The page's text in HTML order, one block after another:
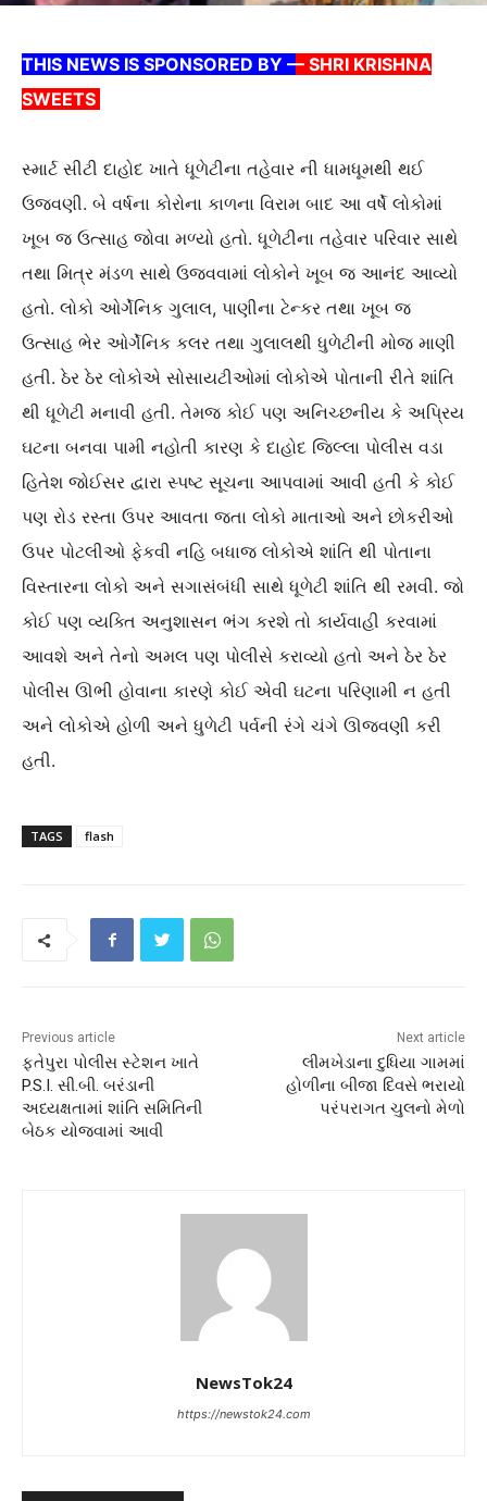
THIS NEWS IS SPONSORED BY –– SHRI KRISHNA
SWEETS
સ્માર્ટ સીટી દાહોદ ખાતે ધૂળેટીના તહેવાર ની ધામધૂમથી થઈ
ઉજવણી. બે વર્ષના કોરોના કાળના વિરામ બાદ આ વર્ષે લોકોમાં
ખૂબ જ ઉત્સાહ જોવા મળ્યો હતો. ધૂળેટીના તહેવાર પરિવાર સાથે
તથા મિત્ર મંડળ સાથે ઉજવવામાં લોકોને ખૂબ જ આનંદ આવ્યો
હતો. લોકો ઓર્ગેનિક ગુલાલ, પાણીના ટેન્કર તથા ખૂબ જ
ઉત્સાહ ભેર ઓર્ગેનિક કલર તથા ગુલાલથી ધુળેટીની મોજ માણી
હતી. ઠેર ઠેર લોકોએ સોસાયટીઓમાં લોકોએ પોતાની રીતે શાંતિ
થી ધૂળેટી મનાવી હતી. તેમજ કોઈ પણ અનિચ્છનીય કે અપ્રિય
ઘટના બનવા પામી નહોતી કારણ કે દાહોદ જિલ્લા પોલીસ વડા
હિતેશ જોઈસર દ્વારા સ્પષ્ટ સૂચના આપવામાં આવી હતી કે કોઈ
પણ રોડ રસ્તા ઉપર આવતા જતા લોકો માતાઓ અને છોકરીઓ
ઉપર પોટલીઓ ફેકવી નહિ બધાજ લોકોએ શાંતિ થી પોતાના
વિસ્તારના લોકો અને સગાસંબંધી સાથે ધૂળેટી શાંતિ થી રમવી. જો
કોઈ પણ વ્યક્તિ અનુશાસન ભંગ કરશે તો કાર્યવાહી કરવામાં
આવશે અને તેનો અમલ પણ પોલીસે કરાવ્યો હતો અને ઠેર ઠેર
પોલીસ ઊભી હોવાના કારણે કોઈ એવી ઘટના પરિણામી ન હતી
અને લોકોએ હોળી અને ધુળેટી પર્વની રંગે ચંગે ઊજવણી કરી
હતી.
TAGS flash
Previous article
ફતેપુરા પોલીસ સ્ટેશન ખાતે
P.S.I. સી.બી. બરંડાની
અધ્યક્ષતામાં શાંતિ સમિતિની
બેઠક યોજવામાં આવી
Next article
લીમખેડાના દુધિયા ગામમાં
હોળીના બીજા દિવસે ભરાયો
પરંપરાગત ચુલનો મેળો
NewsTok24
https://newstok24.com